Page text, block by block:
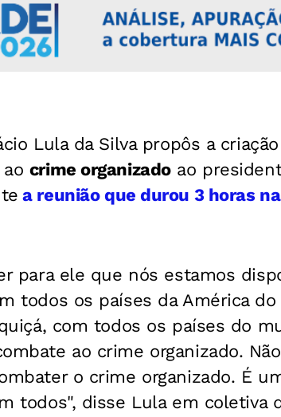
Lula da Silva propôs a
crime organizadoao
a reunião que durou 3 horas
para ele que nós estamos
todos os países da América
com todos os países do
ao crime organizado.
o crime organizado. É
todos", disse Lula em coletiva